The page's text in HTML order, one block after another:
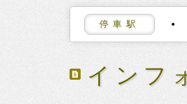
停車駅
インフ